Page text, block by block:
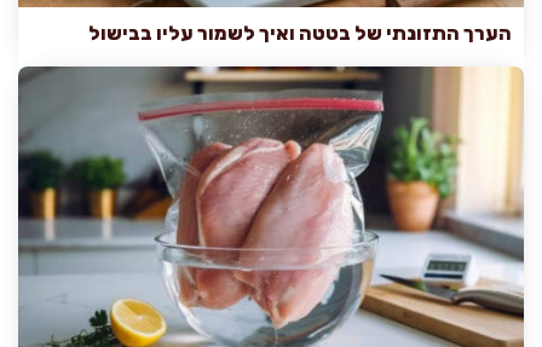
הערך התזונתי של בטטה ואיך לשמור עליו בבישול